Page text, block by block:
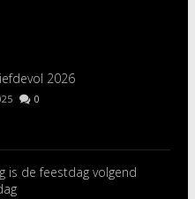
2026
0
is de feestdag volgend